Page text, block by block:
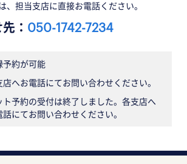
、担当支店に直接お電話ください。
： 050-1742-7234
予約が可能
店へお電話にてお問い合わせください。
ト予約の受付は終了しました。各支店へ
話にてお問い合わせください。